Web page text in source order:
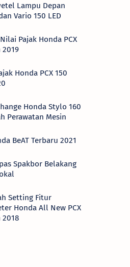
Lampu Depan
Vario 150 LED
Pajak Honda PCX
2019
Honda PCX 150
Honda Stylo 160
Perawatan Mesin
BeAT Terbaru 2021
Spakbor Belakang
Setting Fitur
Honda All New PCX
2018